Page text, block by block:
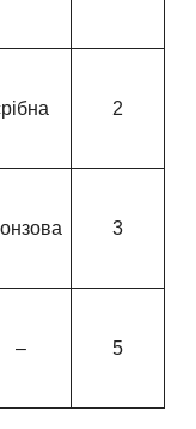
2
3
– 5